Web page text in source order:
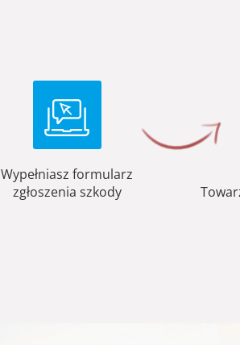
Wypełniasz formularz
zgłoszenia szkody